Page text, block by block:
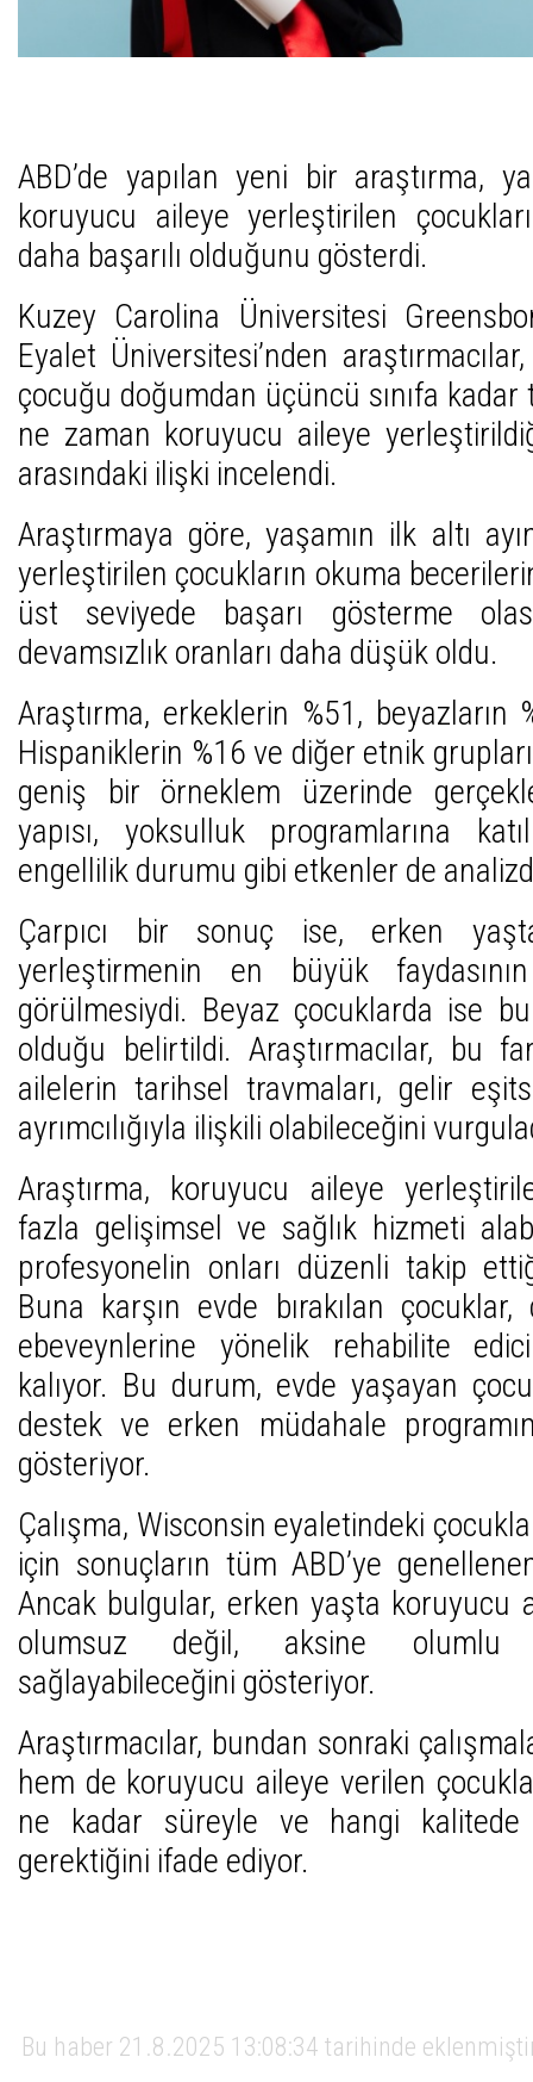
ABD’de yapılan yeni bir araştırma,
koruyucu aileye yerleştirilen
daha başarılı olduğunu gösterdi.
Kuzey Carolina Üniversitesi
Eyalet Üniversitesi’nden
çocuğu doğumdan üçüncü sınıfa
ne zaman koruyucu aileye
arasındaki ilişki incelendi.
Araştırmaya göre, yaşamın ilk altı
yerleştirilen çocukların okuma
üst seviyede başarı gösterme
devamsızlık oranları daha düşük oldu.
Araştırma, erkeklerin %51, beyazların
Hispaniklerin %16 ve diğer etnik
geniş bir örneklem üzerinde
yapısı, yoksulluk programlarına
engellilik durumu gibi etkenler de
Çarpıcı bir sonuç ise, erken
yerleştirmenin en büyük
görülmesiydi. Beyaz çocuklarda ise
olduğu belirtildi. Araştırmacılar, bu
ailelerin tarihsel travmaları, gelir
ayrımcılığıyla ilişkili olabileceğini
Araştırma, koruyucu aileye
fazla gelişimsel ve sağlık hizmeti
profesyonelin onları düzenli takip
Buna karşın evde bırakılan çocuklar,
ebeveynlerine yönelik rehabilite
kalıyor. Bu durum, evde yaşayan
destek ve erken müdahale
gösteriyor.
Çalışma, Wisconsin eyaletindeki
için sonuçların tüm ABD’ye
Ancak bulgular, erken yaşta koruyucu
olumsuz değil, aksine olumlu
sağlayabileceğini gösteriyor.
Araştırmacılar, bundan sonraki
hem de koruyucu aileye verilen
ne kadar süreyle ve hangi kalitede
gerektiğini ifade ediyor.
Bu haber 21.8.2025 13:08:34 tarihinde